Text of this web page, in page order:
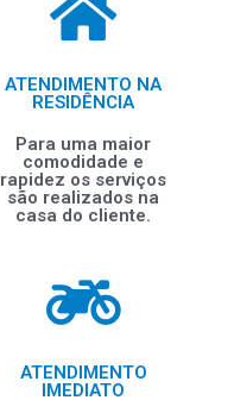
ATENDIMENTO NA
RESIDÊNCIA
Para uma maior
comodidade e
rapidez os serviços
são realizados na
casa do cliente.
ATENDIMENTO
IMEDIATO